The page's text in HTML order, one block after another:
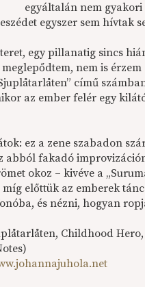
egyáltalán nem
egyszer sem hívtak
egy pillanatig sincs
nem is
című
az ember felér egy
ez a zene szabadon
abból fakadó
okoz – kivéve a
előttük az emberek
és nézni, hogyan
Childhood